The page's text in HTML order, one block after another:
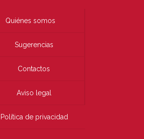
Quiénes somos
Sugerencias
Contactos
Aviso legal
Política de privacidad